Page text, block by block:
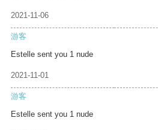
2021-11-06
游客
Estelle sent you 1 nude
2021-11-01
游客
Estelle sent you 1 nude